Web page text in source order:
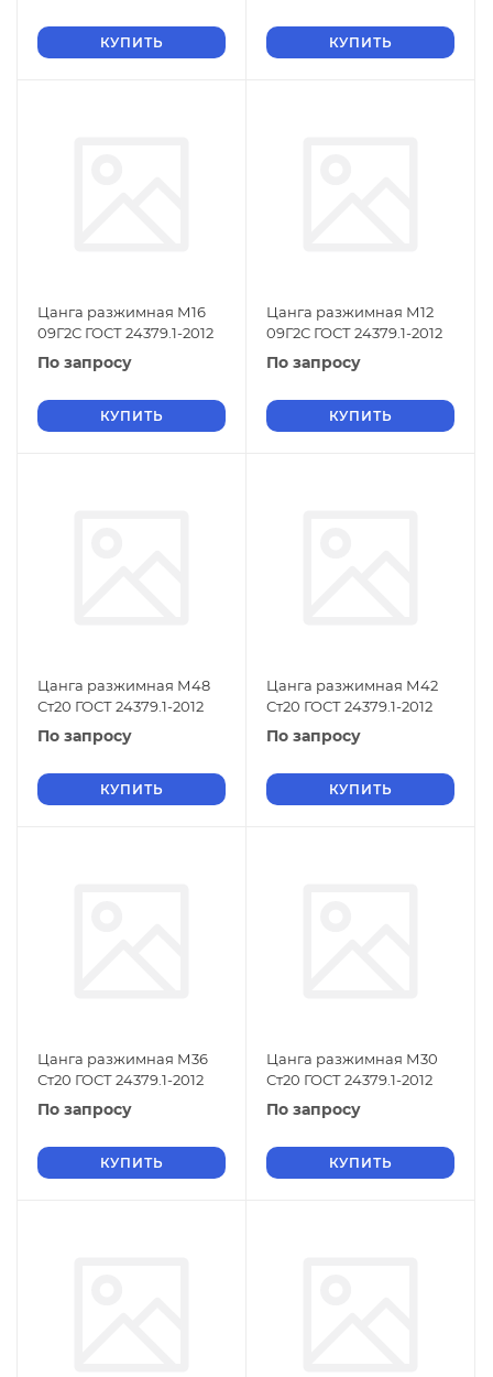
КУПИТЬ КУПИТЬ
Цанга разжимная М16
09Г2С ГОСТ 24379.1-2012
По запросу
КУПИТЬ
Цанга разжимная М12
09Г2С ГОСТ 24379.1-2012
По запросу
КУПИТЬ
Цанга разжимная М48
Ст20 ГОСТ 24379.1-2012
По запросу
КУПИТЬ
Цанга разжимная М42
Ст20 ГОСТ 24379.1-2012
По запросу
КУПИТЬ
Цанга разжимная М36
Ст20 ГОСТ 24379.1-2012
По запросу
КУПИТЬ
Цанга разжимная М30
Ст20 ГОСТ 24379.1-2012
По запросу
КУПИТЬ